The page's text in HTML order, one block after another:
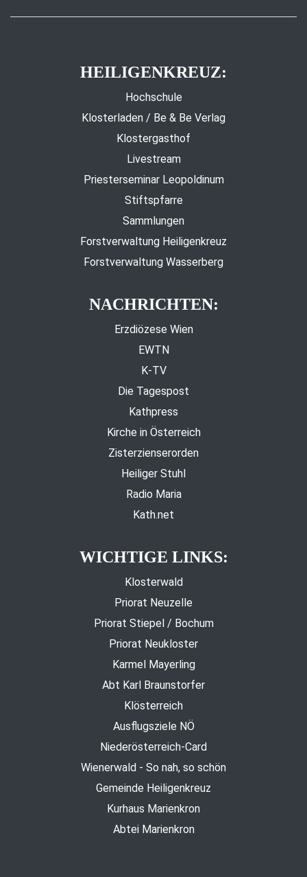
HEILIGENKREUZ:
Hochschule
Klosterladen / Be & Be Verlag
Klostergasthof
Livestream
Priesterseminar Leopoldinum
Stiftspfarre
Sammlungen
Forstverwaltung Heiligenkreuz
Forstverwaltung Wasserberg
NACHRICHTEN:
Erzdiözese Wien
EWTN
K-TV
Die Tagespost
Kathpress
Kirche in Österreich
Zisterzienserorden
Heiliger Stuhl
Radio Maria
Kath.net
WICHTIGE LINKS:
Klosterwald
Priorat Neuzelle
Priorat Stiepel / Bochum
Priorat Neukloster
Karmel Mayerling
Abt Karl Braunstorfer
Klösterreich
Ausflugsziele NÖ
Niederösterreich-Card
Wienerwald - So nah, so schön
Gemeinde Heiligenkreuz
Kurhaus Marienkron
Abtei Marienkron